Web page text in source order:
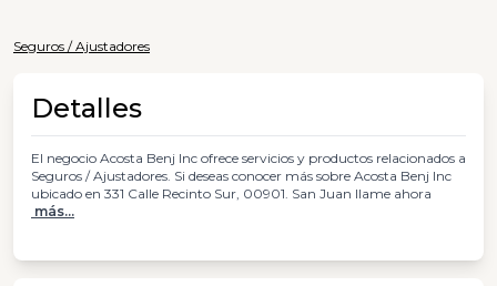
Seguros / Ajustadores
Detalles
El negocio Acosta Benj Inc ofrece servicios y productos relacionados a
Seguros / Ajustadores. Si deseas conocer más sobre Acosta Benj Inc
ubicado en 331 Calle Recinto Sur, 00901. San Juan llame ahora
más...